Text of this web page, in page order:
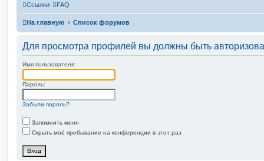
Ссылки FAQ
На главную Список форумов
Для просмотра профилей вы должны быть
Имя пользователя:
Пароль:
Забыли пароль?
Запомнить меня
Скрыть моё пребывание на конференции в этот раз